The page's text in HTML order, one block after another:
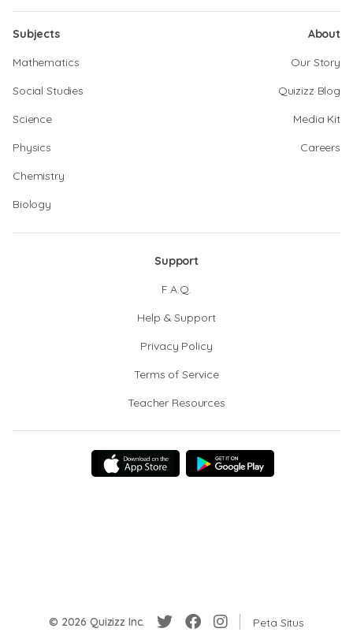
Subjects
Mathematics
Social Studies
Science
Physics
Chemistry
Biology
About
Our Story
Quizizz Blog
Media Kit
Careers
Support
F.A.Q.
Help & Support
Privacy Policy
Terms of Service
Teacher Resources
© 2026 Quizizz Inc. Peta Situs